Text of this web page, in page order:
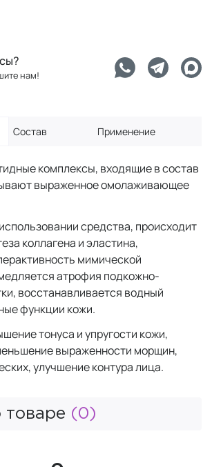
нам!
Состав Применение
комплексы, входящие в состав
выраженное омолаживающее
средства, происходит
коллагена и эластина,
мимической
атрофия подкожно-
восстанавливается водный
функции кожи.
тонуса и упругости кожи,
выраженности морщин,
улучшение контура лица.
(0)